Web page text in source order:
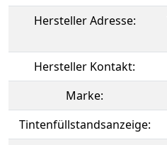
Hersteller Adresse:
Hersteller Kontakt:
Marke:
Tintenfüllstandsanzeige: